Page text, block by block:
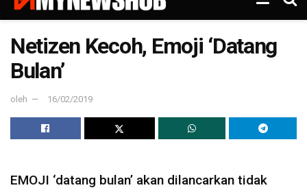
Netizen Kecoh, Emoji ‘Datang
Bulan’
oleh 16/02/2019
EMOJI ‘datang bulan’ akan dilancarkan tidak